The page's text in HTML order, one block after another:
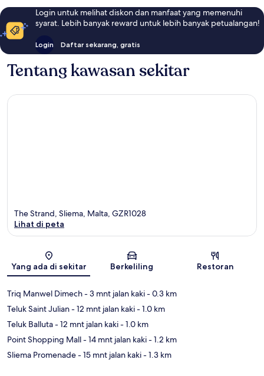
Login untuk melihat diskon dan manfaat yang memenuhi
syarat. Lebih banyak reward untuk lebih banyak petualangan!
Login Daftar sekarang, gratis
Tentang kawasan sekitar
Peta
The Strand, Sliema, Malta, GZR1028
Lihat di peta
Yang ada di sekitar Berkeliling Restoran
Triq Manwel Dimech- 3 mnt jalan kaki- 0.3 km
Teluk Saint Julian- 12 mnt jalan kaki- 1.0 km
Teluk Balluta- 12 mnt jalan kaki- 1.0 km
Point Shopping Mall- 14 mnt jalan kaki- 1.2 km
Sliema Promenade- 15 mnt jalan kaki- 1.3 km